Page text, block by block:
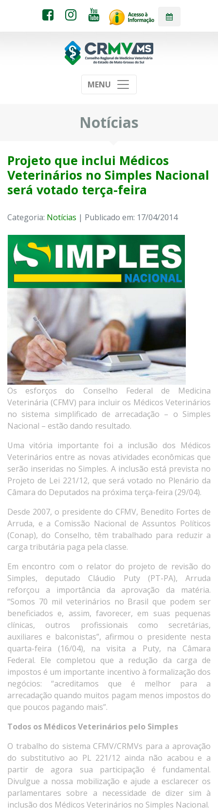
MENU
Notícias
Projeto que inclui Médicos
Veterinários no Simples Nacional
será votado terça-feira
Categoria: Notícias | Publicado em: 17/04/2014
Os esforços do Conselho Federal de Medicina
Veterinária (CFMV) para incluir os Médicos Veterinários
no sistema simplificado de arrecadação – o Simples
Nacional – estão dando resultado.
Uma vitória importante foi a inclusão dos Médicos
Veterinários entre as novas atividades econômicas que
serão inseridas no Simples. A inclusão está prevista no
Projeto de Lei 221/12, que será votado no Plenário da
Câmara do Deputados na próxima terça-feira (29/04).
Desde 2007, o presidente do CFMV, Benedito Fortes de
Arruda, e a Comissão Nacional de Assuntos Políticos
(Conap), do Conselho, têm trabalhado para reduzir a
carga tributária paga pela classe.
Em encontro com o relator do projeto de revisão do
Simples, deputado Cláudio Puty (PT-PA), Arruda
reforçou a importância da aprovação da matéria.
“Somos 70 mil veterinários no Brasil que podem ser
beneficiados e, assim, favorecer, em suas pequenas
clínicas, outros profissionais como secretárias,
auxiliares e balconistas”, afirmou o presidente nesta
quarta-feira (16/04), na visita a Puty, na Câmara
Federal. Ele completou que a redução da carga de
impostos é um importante incentivo à formalização dos
negócios: “acreditamos que é melhor para a
arrecadação quando muitos pagam menos impostos do
que poucos pagando mais”.
Todos os Médicos Veterinários pelo Simples
O trabalho do sistema CFMV/CRMVs para a aprovação
do substitutivo ao PL 221/12 ainda não acabou e a
partir de agora sua participação é fundamental.
Divulgue a nossa mobilização e ajude a esclarecer os
parlamentares sobre a necessidade de dizer sim à
inclusão dos Médicos Veterinários no Simples Nacional.